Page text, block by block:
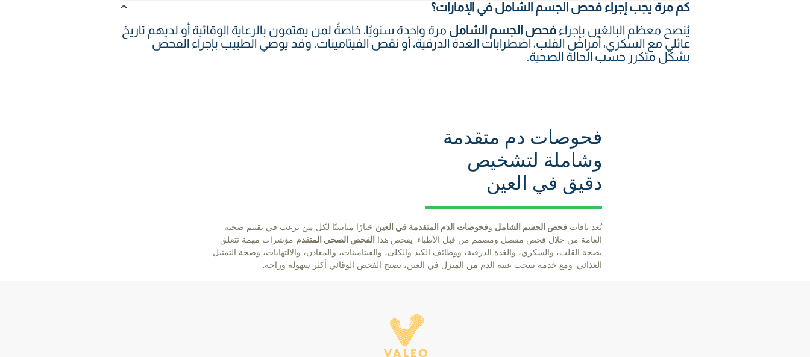
كم مرة يجب إجراء فحص الجسم الشامل في الإمارات؟
يُنصح معظم البالغين بإجراءفحص الجسم الشامل مرة واحدة سنويًا، خاصةً لمن يهتمون بالرعاية الوقائية أو لديهم تاريخ
عائلي مع السكري، أمراض القلب، اضطرابات الغدة الدرقية، أو نقص الفيتامينات. وقد يوصي الطبيب بإجراء الفحص
بشكل متكرر حسب الحالة الصحية.
فحوصات دم متقدمة
وشاملة لتشخيص
دقيق في العين
تُعد باقات فحص الجسم الشامل وفحوصات الدم المتقدمة في العين خيارًا مناسبًا لكل من يرغب في تقييم صحته
العامة من خلال فحص مفصل ومصمم من قبل الأطباء. يفحص هذا الفحص الصحي المتقدم مؤشرات مهمة تتعلق
بصحة القلب، والسكري، والغدة الدرقية، ووظائف الكبد والكلى، والفيتامينات، والمعادن، والالتهابات، وصحة التمثيل
الغذائي. ومع خدمة سحب عينة الدم من المنزل في العين، يصبح الفحص الوقائي أكثر سهولة وراحة.